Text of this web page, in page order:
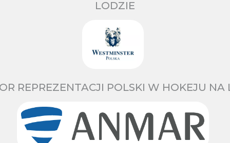
LODZIE
REPREZENTACJI POLSKI W HOKEJU NA